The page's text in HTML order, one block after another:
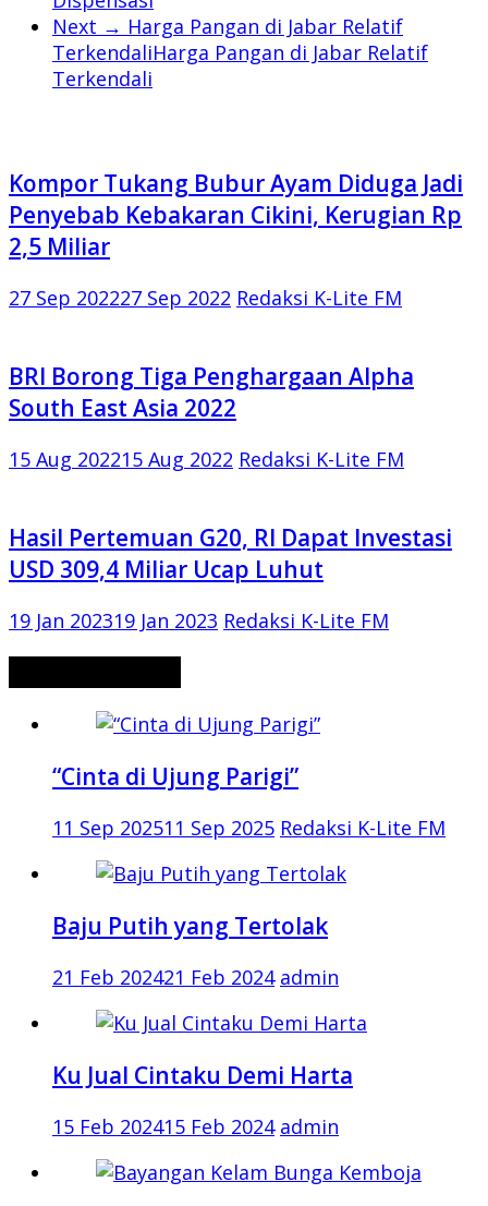
Next → Harga Pangan di Jabar Relatif
TerkendaliHarga Pangan di Jabar Relatif
Terkendali
Kompor Tukang Bubur Ayam Diduga Jadi
Penyebab Kebakaran Cikini, Kerugian Rp
2,5 Miliar
27 Sep 202227 Sep 2022 Redaksi K-Lite FM
BRI Borong Tiga Penghargaan Alpha
South East Asia 2022
15 Aug 202215 Aug 2022 Redaksi K-Lite FM
Hasil Pertemuan G20, RI Dapat Investasi
USD 309,4 Miliar Ucap Luhut
19 Jan 202319 Jan 2023 Redaksi K-Lite FM
“Cinta di Ujung Parigi”
11 Sep 202511 Sep 2025 Redaksi K-Lite FM
Baju Putih yang Tertolak
21 Feb 202421 Feb 2024 admin
Ku Jual Cintaku Demi Harta
15 Feb 202415 Feb 2024 admin